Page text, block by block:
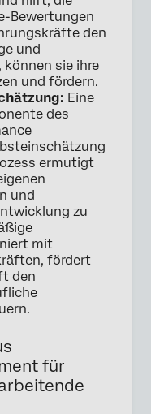
Bewertungen
den
und
können sie ihre
und fördern.
Eine
des
ermutigt
und
zu
mit
fördert
den
für